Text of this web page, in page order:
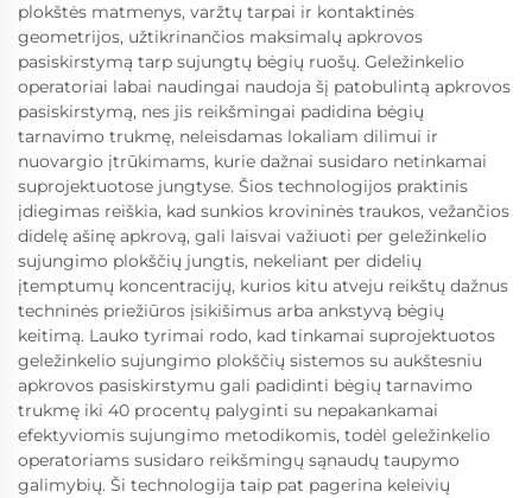
plokštės matmenys, varžtų tarpai ir kontaktinės
geometrijos, užtikrinančios maksimalų apkrovos
pasiskirstymą tarp sujungtų bėgių ruošų. Geležinkelio
operatoriai labai naudingai naudoja šį patobulintą apkrovos
pasiskirstymą, nes jis reikšmingai padidina bėgių
tarnavimo trukmę, neleisdamas lokaliam dilimui ir
nuovargio įtrūkimams, kurie dažnai susidaro netinkamai
suprojektuotose jungtyse. Šios technologijos praktinis
įdiegimas reiškia, kad sunkios krovininės traukos, vežančios
didelę ašinę apkrovą, gali laisvai važiuoti per geležinkelio
sujungimo plokščių jungtis, nekeliant per didelių
įtemptumų koncentracijų, kurios kitu atveju reikštų dažnus
techninės priežiūros įsikišimus arba ankstyvą bėgių
keitimą. Lauko tyrimai rodo, kad tinkamai suprojektuotos
geležinkelio sujungimo plokščių sistemos su aukštesniu
apkrovos pasiskirstymu gali padidinti bėgių tarnavimo
trukmę iki 40 procentų palyginti su nepakankamai
efektyviomis sujungimo metodikomis, todėl geležinkelio
operatoriams susidaro reikšmingų sąnaudų taupymo
galimybių. Ši technologija taip pat pagerina keleivių